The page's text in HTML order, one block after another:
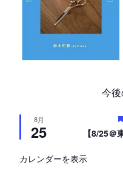
今
8月
25 【8/25＠
カレンダーを表示